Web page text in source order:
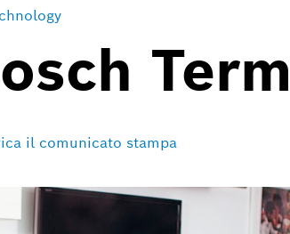
il comunicato stampa